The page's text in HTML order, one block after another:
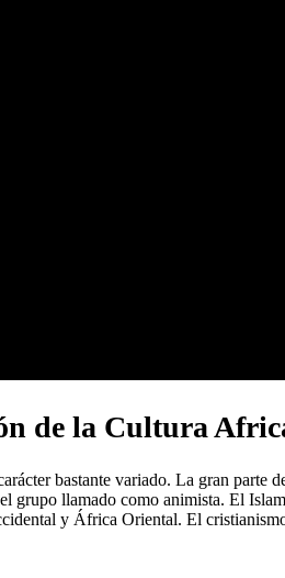
de la Cultura
bastante variado. La gran parte
grupo llamado como animista. El
y África Oriental. El